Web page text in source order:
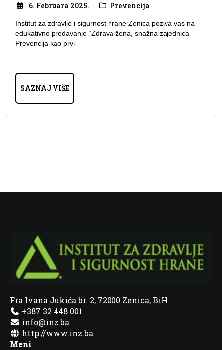
6. Februara 2025. Prevencija
Institut za zdravlje i sigurnost hrane Zenica poziva vas na
edukativno predavanje “Zdrava žena, snažna zajednica –
Prevencija kao prvi
SAZNAJ VIŠE
Fra Ivana Jukića br. 2, 72000 Zenica, BiH
+387 32 448 001
info@inz.ba
http://www.inz.ba
Meni